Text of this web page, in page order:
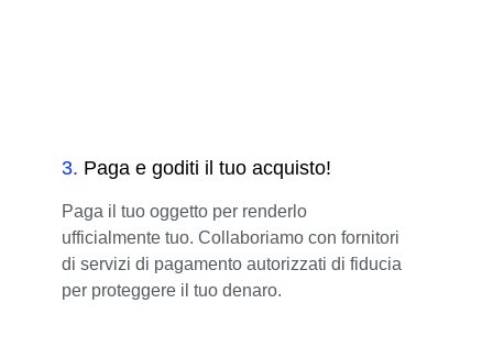
3. Paga e goditi il tuo acquisto!
Paga il tuo oggetto per renderlo
ufficialmente tuo. Collaboriamo con fornitori
di servizi di pagamento autorizzati di fiducia
per proteggere il tuo denaro.